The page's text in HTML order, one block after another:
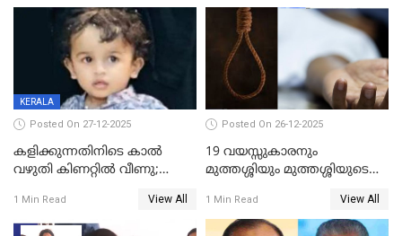
KERALA
Posted On 27-12-2025
കളിക്കുന്നതിനിടെ കാൽ
വഴുതി കിണറ്റിൽ വീണു;
ദാരുണാന്ത്യം
1 Min Read View All
Posted On 26-12-2025
19 വയസ്സുകാരനും
മുത്തശ്ശിയും മുത്തശ്ശിയുടെ
മരിച്ചനിലയിൽ
1 Min Read View All